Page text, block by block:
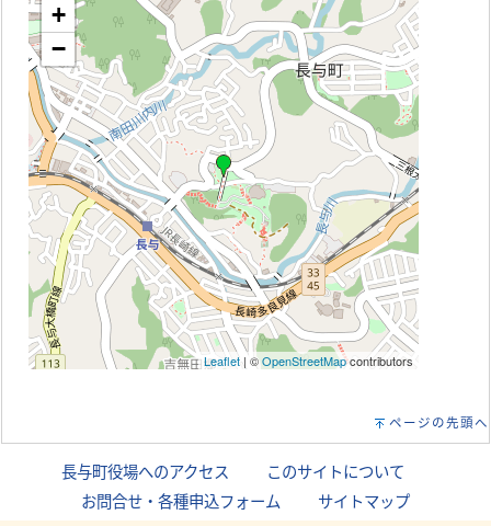
+
−
Leaflet| ©OpenStreetMapcontributors
ページの先頭へ
長与町役場へのアクセス このサイトについて
お問合せ・各種申込フォーム
サイトマップ